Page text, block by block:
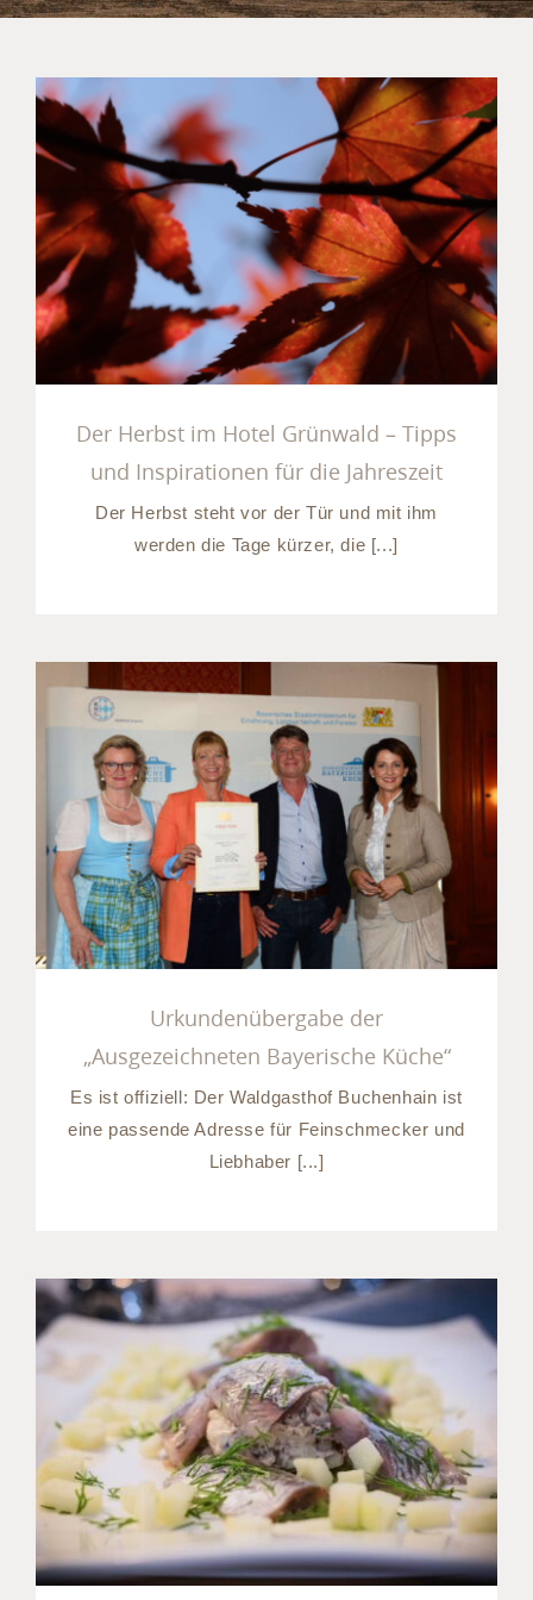
Der Herbst im Hotel
Grünwald – Tipps und
Inspirationen für die
Jahreszeit
Der Herbst im Hotel Grünwald – Tipps
und Inspirationen für die Jahreszeit
Der Herbst steht vor der Tür und mit ihm
werden die Tage kürzer, die [...]
Urkundenübergabe der
„Ausgezeichneten
Bayerische Küche“
Urkundenübergabe der
„Ausgezeichneten Bayerische Küche“
Es ist offiziell: Der Waldgasthof Buchenhain ist
eine passende Adresse für Feinschmecker und
Liebhaber [...]
Sommer im Gasthof
München: Die Matjes-
Saison